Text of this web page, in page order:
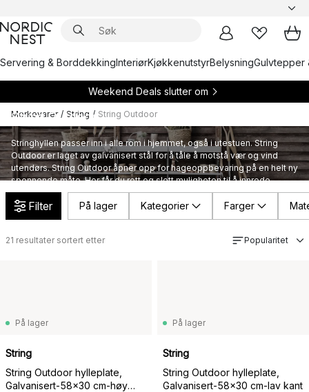
Servering & BorddekkingInteriørKjøkkenutstyrBelysningGulvtepper
Weekend Deals slutter om
Merkevarer / String / String Outdoor
String Outdoor
Stringhyllen passer inn i alle rom i hjemmet, også i utestuen. String
Outdoor er laget av galvanisert stål for å tåle å motstå vær og vind
utendørs. String Outdoor åpner opp for hageoppbevaring på en helt ny
spennende måte. Her får du rett og slett muligheten til å innrede
uteplassen din med et vakkert og tidløst hyllesystem.
Filter På lager Kategorier Farger
21 resultater sortert etter Popularitet
På lager
String
String Outdoor hylleplate,
Galvanisert-58x30 cm-høy
På lager
String
String Outdoor hylleplate,
Galvanisert-58x30 cm-lav kant